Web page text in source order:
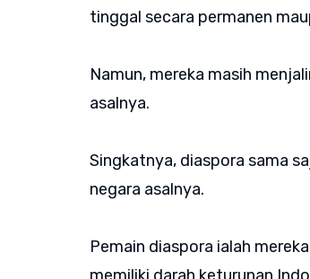
tinggal secara permanen
Namun, mereka masih
asalnya.
Singkatnya, diaspora sama
negara asalnya.
Pemain diaspora ialah